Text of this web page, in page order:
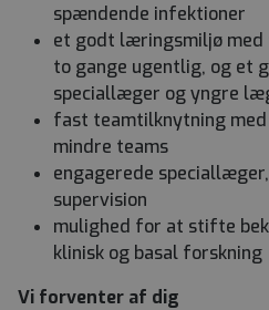
spændende infektioner
et godt læringsmiljø med
to gange ugentlig, og et
speciallæger og yngre
fast teamtilknytning
mindre teams
engagerede
supervision
mulighed for at stifte
klinisk og basal forskning
Vi forventer af dig